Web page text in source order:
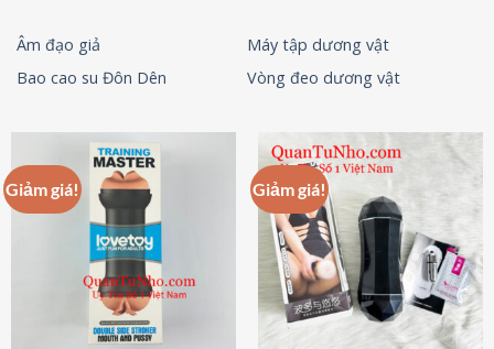
Âm đạo giả
Máy tập dương vật
Bao cao su Đôn Dên
Vòng đeo dương vật
Giảm giá! Giảm giá!